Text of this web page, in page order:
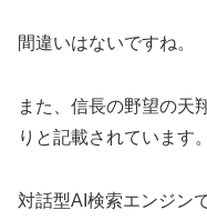
間違いはないですね。
また、信長の野望の天
りと記載されています。
対話型AI検索エンジン